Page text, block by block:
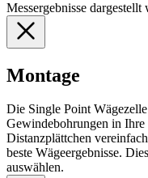
Messergebnisse dargestellt
Montage
Die Single Point
Gewindebohrungen in
Distanzplättchen
beste Wägeergebnisse.
auswählen.